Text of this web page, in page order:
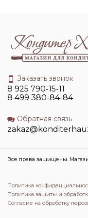
Заказать звонок
8 925 790-15-11
8 499 380-84-84
Обратная связь
Все права защищены.
Политика
Политика защиты и
Согласие на обработку